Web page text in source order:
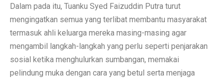
Dalam pada itu, Tuanku Syed Faizuddin Putra turut
mengingatkan semua yang terlibat membantu masyarakat
termasuk ahli keluarga mereka masing-masing agar
mengambil langkah-langkah yang perlu seperti penjarakan
sosial ketika menghulurkan sumbangan, memakai
pelindung muka dengan cara yang betul serta menjaga